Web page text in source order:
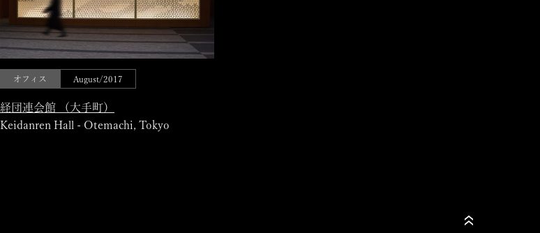
オフィス August/2017
経団連会館 （大手町）
Keidanren Hall - Otemachi, Tokyo